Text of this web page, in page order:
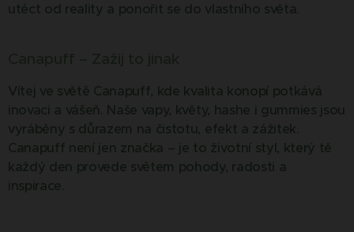
utéct od reality a ponořit se do vlastního světa.
Vítej ve světě Canapuff, kde kvalita konopí potkává
inovaci a vášeň. Naše vapy, květy, hashe i gummies jsou
vyráběny s důrazem na čistotu, efekt a zážitek.
Canapuff není jen značka – je to životní styl, který tě
každý den provede světem pohody, radosti a
inspirace.